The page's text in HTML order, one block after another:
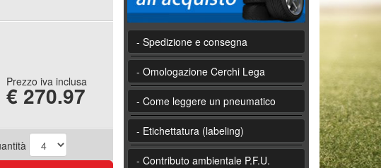
Prezzo iva inclusa
€ 270.97
- Spedizione e consegna
- Omologazione Cerchi Lega
- Come leggere un pneumatico
- Etichettatura (labeling)
- Contributo ambientale P.F.U.